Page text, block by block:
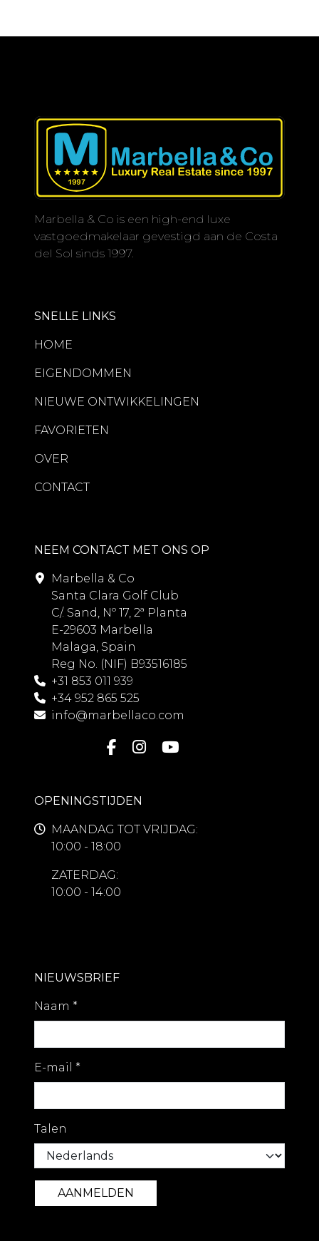
Marbella & Co is een high-end luxe
vastgoedmakelaar gevestigd aan de Costa
del Sol sinds 1997.
SNELLE LINKS
HOME
EIGENDOMMEN
NIEUWE ONTWIKKELINGEN
FAVORIETEN
OVER
CONTACT
NEEM CONTACT MET ONS OP
Marbella & Co
Santa Clara Golf Club
C/. Sand, Nº 17, 2ª Planta
E-29603 Marbella
Malaga, Spain
Reg No. (NIF) B93516185
+31 853 011 939
+34 952 865 525
info@marbellaco.com
OPENINGSTIJDEN
MAANDAG TOT VRIJDAG:
10:00 - 18:00
ZATERDAG:
10:00 - 14:00
NIEUWSBRIEF
Naam *
E-mail *
Talen